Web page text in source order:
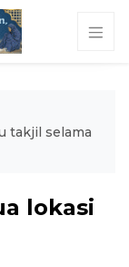
takjil selama
lokasi